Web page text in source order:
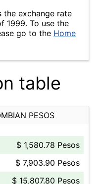
the exchange rate
1999. To use the
go to the Home
table
PESOS
$ 1,580.78 Pesos
$ 7,903.90 Pesos
$ 15,807.80 Pesos